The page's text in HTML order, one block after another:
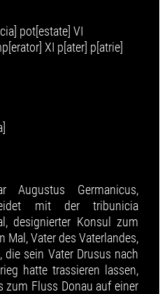
pot[estate] VI
XI p[ater] p[atrie]
Augustus Germanicus,
mit der tribunicia
designierter Konsul zum
Mal, Vater des Vaterlandes,
die sein Vater Drusus nach
hatte trassieren lassen,
zum Fluss Donau auf einer